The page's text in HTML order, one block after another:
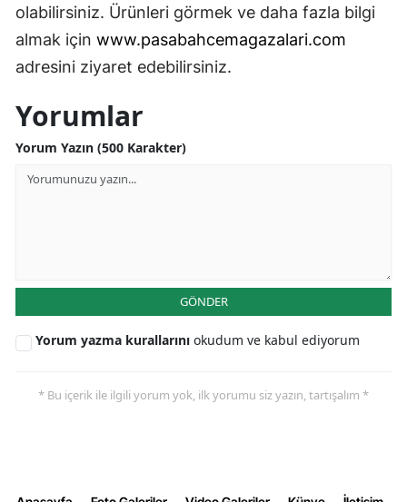
olabilirsiniz. Ürünleri görmek ve daha fazla bilgi
almak için www.pasabahcemagazalari.com
adresini ziyaret edebilirsiniz.
Yorumlar
Yorum Yazın (500 Karakter)
GÖNDER
Yorum yazma kurallarını okudum ve kabul ediyorum
* Bu içerik ile ilgili yorum yok, ilk yorumu siz yazın, tartışalım *